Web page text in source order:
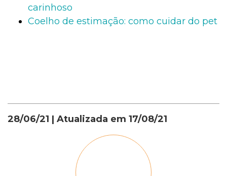
carinhoso
Coelho de estimação: como cuidar do pet
28/06/21 | Atualizada em 17/08/21